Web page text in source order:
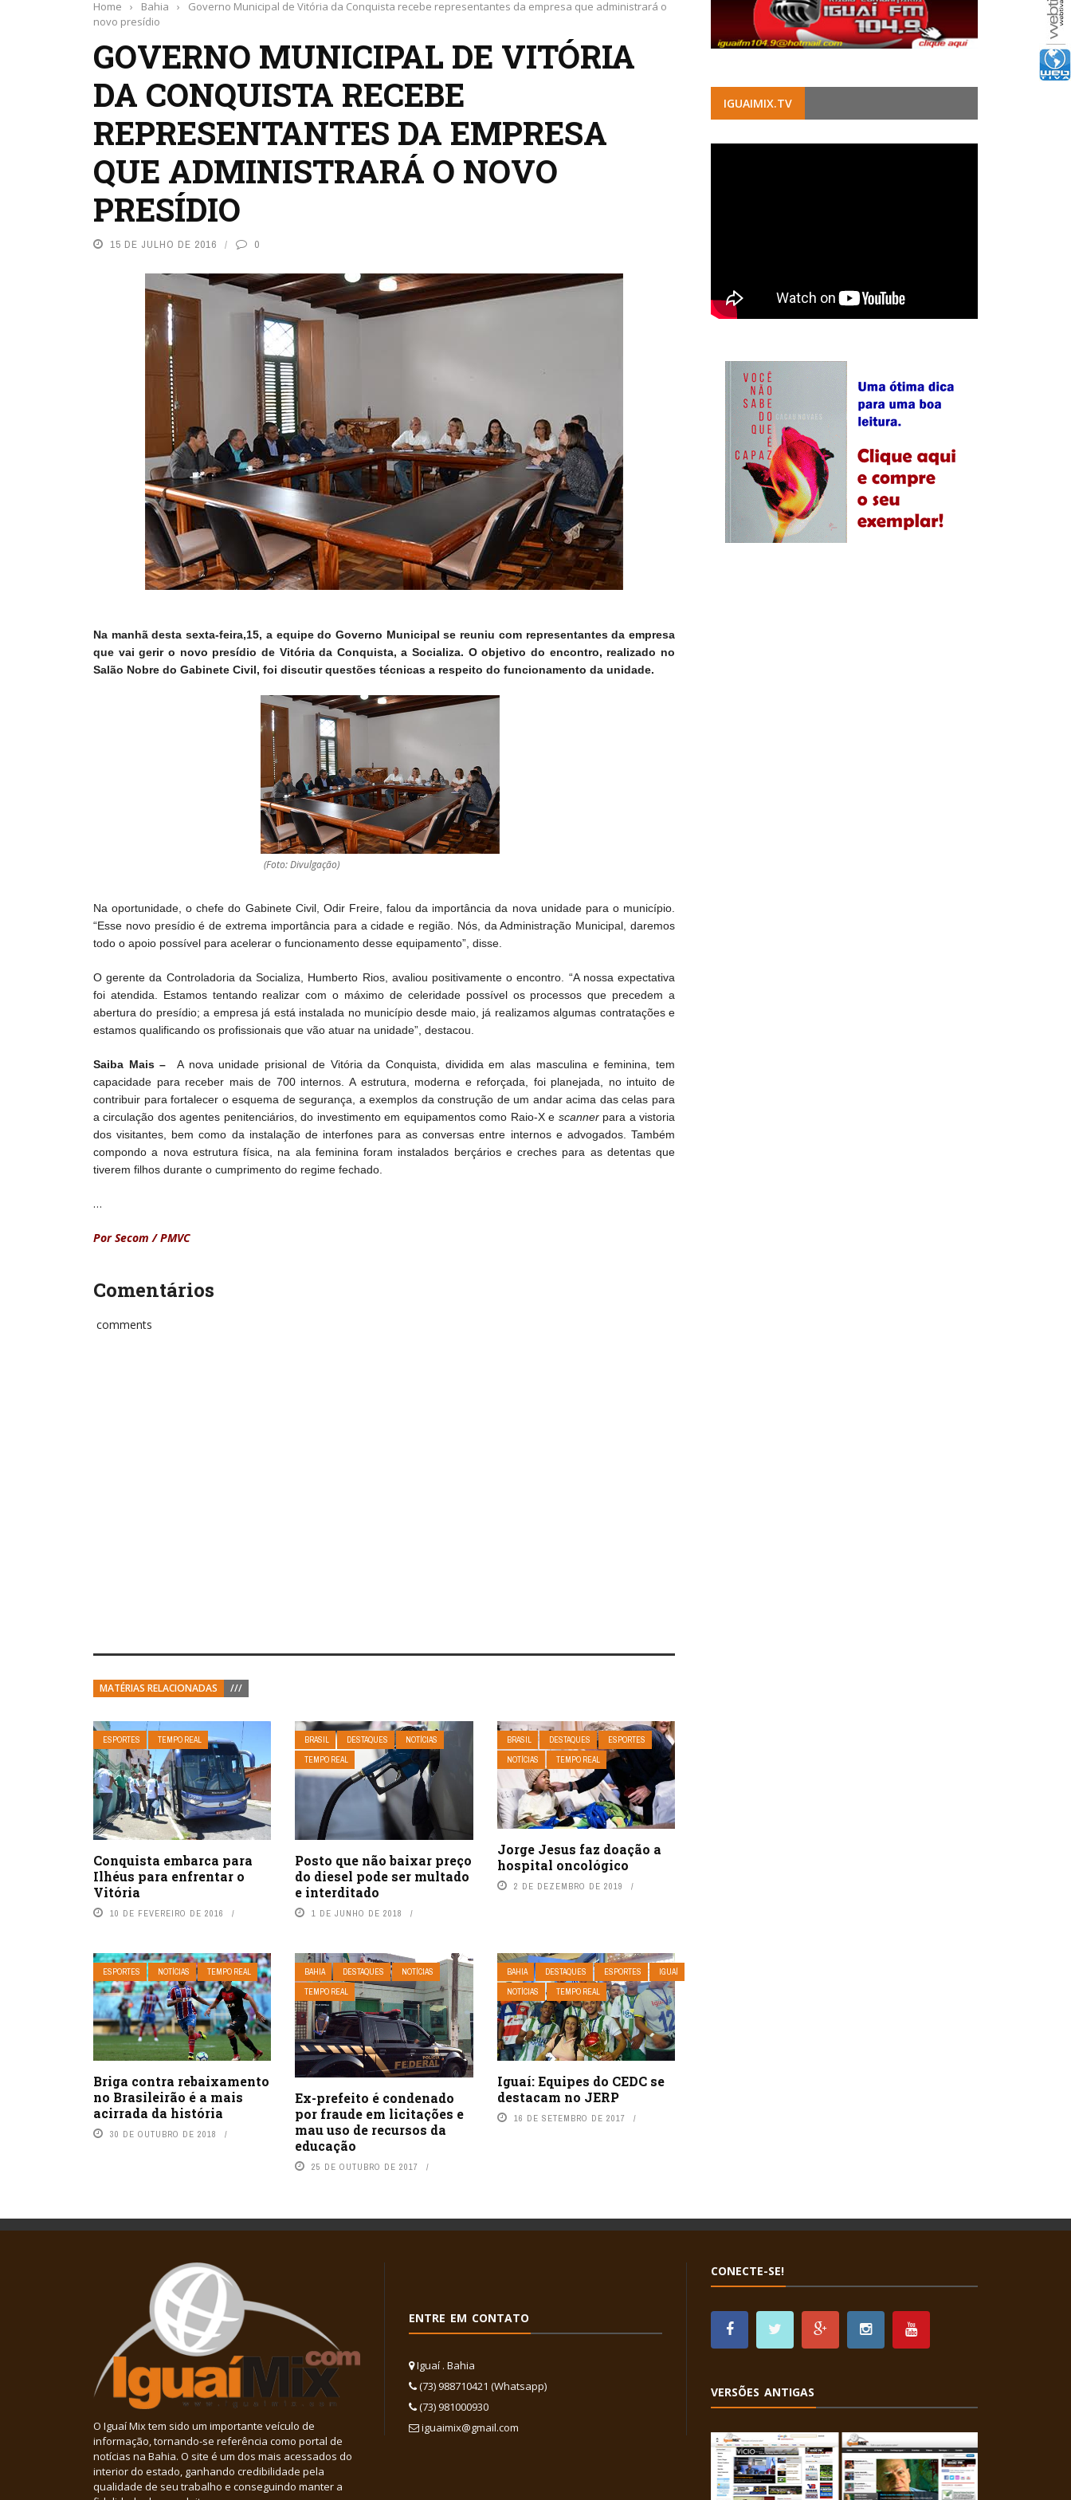
Home › Bahia ›
Governo Municipal de Vitória da Conquista recebe representantes da empresa que administrará o
novo presídio
GOVERNO MUNICIPAL DE VITÓRIA
DA CONQUISTA RECEBE
REPRESENTANTES DA EMPRESA
QUE ADMINISTRARÁ O NOVO
PRESÍDIO
15 DE JULHO DE 2016 0
Na manhã desta sexta-feira,15, a equipe do Governo Municipal se reuniu com representantes da empresa
que vai gerir o novo presídio de Vitória da Conquista, a Socializa. O objetivo do encontro, realizado no
Salão Nobre do Gabinete Civil, foi discutir questões técnicas a respeito do funcionamento da unidade.
(Foto: Divulgação)
Na oportunidade, o chefe do Gabinete Civil, Odir Freire, falou da importância da nova unidade para o município.
“Esse novo presídio é de extrema importância para a cidade e região. Nós, da Administração Municipal, daremos
todo o apoio possível para acelerar o funcionamento desse equipamento”, disse.
O gerente da Controladoria da Socializa, Humberto Rios, avaliou positivamente o encontro. “A nossa expectativa
foi atendida. Estamos tentando realizar com o máximo de celeridade possível os processos que precedem a
abertura do presídio; a empresa já está instalada no município desde maio, já realizamos algumas contratações e
estamos qualificando os profissionais que vão atuar na unidade”, destacou.
Saiba Mais –
A nova unidade prisional de Vitória da Conquista, dividida em alas masculina e feminina, tem
capacidade para receber mais de 700 internos. A estrutura, moderna e reforçada, foi planejada, no intuito de
contribuir para fortalecer o esquema de segurança, a exemplos da construção de um andar acima das celas para
a circulação dos agentes penitenciários, do investimento em equipamentos como Raio-X e scannerpara a vistoria
dos visitantes, bem como da instalação de interfones para as conversas entre internos e advogados. Também
compondo a nova estrutura física, na ala feminina foram instalados berçários e creches para as detentas que
tiverem filhos durante o cumprimento do regime fechado.
…
Por Secom / PMVC
Comentários
comments
MATÉRIAS RELACIONADAS ///
ESPORTES TEMPO REAL
Conquista embarca para
Ilhéus para enfrentar o
Vitória
10 DE FEVEREIRO DE 2016
BRASIL DESTAQUES
NOTÍCIAS
TEMPO REAL
Posto que não baixar preço
do diesel pode ser multado
e interditado
1 DE JUNHO DE 2018
BRASIL DESTAQUES
ESPORTES
NOTÍCIAS
TEMPO REAL
Jorge Jesus faz doação a
hospital oncológico
2 DE DEZEMBRO DE 2019
ESPORTES NOTÍCIAS TEMPO REAL
Briga contra rebaixamento
no Brasileirão é a mais
acirrada da história
30 DE OUTUBRO DE 2018
BAHIA DESTAQUES
NOTÍCIAS
TEMPO REAL
Ex-prefeito é condenado
por fraude em licitações e
mau uso de recursos da
educação
25 DE OUTUBRO DE 2017
BAHIA DESTAQUES ESPORTES
IGUAÍ
NOTÍCIAS
TEMPO REAL
Iguaí: Equipes do CEDC se
destacam no JERP
16 DE SETEMBRO DE 2017
IGUAIMIX.TV
O Iguaí Mix tem sido um importante veículo de
informação, tornando-se referência como portal de
notícias na Bahia. O site é um dos mais acessados do
interior do estado, ganhando credibilidade pela
qualidade de seu trabalho e conseguindo manter a
ENTRE EM CONTATO
Iguaí . Bahia
(73) 988710421 (Whatsapp)
(73) 981000930
iguaimix@gmail.com
CONECTE-SE!
VERSÕES ANTIGAS